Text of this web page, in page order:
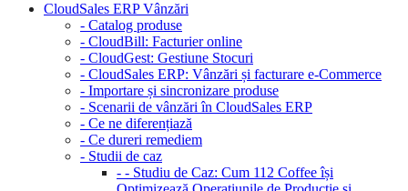
CloudSales ERP Vânzări
- Catalog produse
- CloudBill: Facturier online
- CloudGest: Gestiune Stocuri
- CloudSales ERP: Vânzări și facturare e-Commerce
- Importare și sincronizare produse
- Scenarii de vânzări în CloudSales ERP
- Ce ne diferențiază
- Ce dureri remediem
- Studii de caz
- - Studiu de Caz: Cum 112 Coffee își